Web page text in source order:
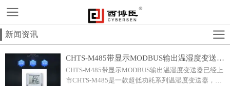
新闻资讯
CHTS-M485带显示MODBUS输出温湿度变送器已经上市
CHTS-M485带显示MODBUS输出温湿度变送器已经上
市CHTS-M485是一款超低功耗系列温湿度变送器，平